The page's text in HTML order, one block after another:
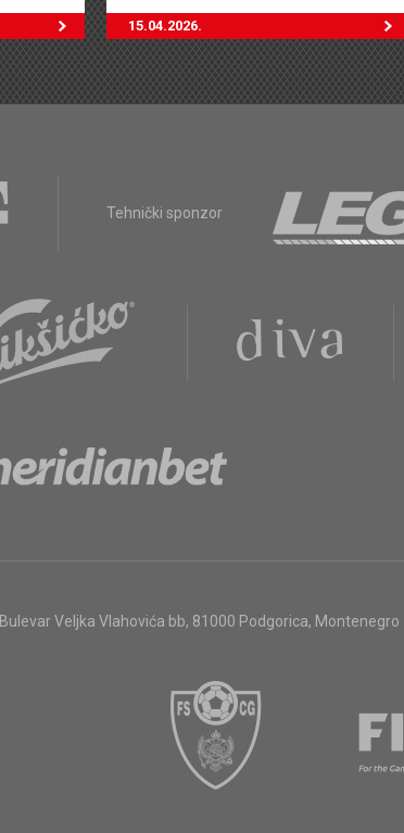
15.04.2026.
Tehnički sponzor
Bulevar Veljka Vlahovića bb, 81000 Podgorica, Montenegro